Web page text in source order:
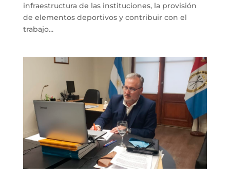
infraestructura de las instituciones, la provisión
de elementos deportivos y contribuir con el
trabajo...